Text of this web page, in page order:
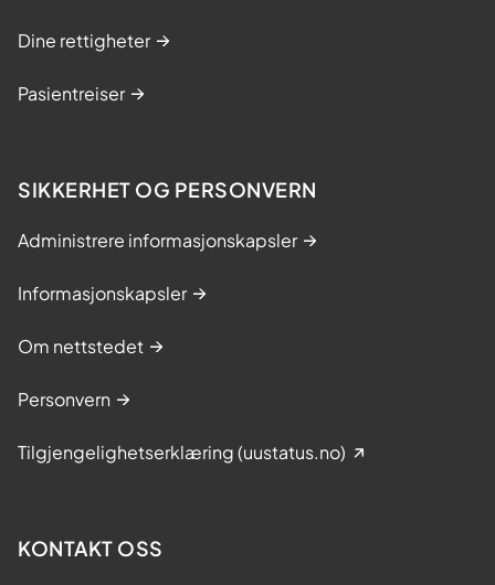
Dine rettigheter
Pasientreiser
SIKKERHET OG PERSONVERN
Administrere informasjonskapsler
Informasjonskapsler
Om nettstedet
Personvern
Tilgjengelighetserklæring (uustatus.no)
KONTAKT OSS